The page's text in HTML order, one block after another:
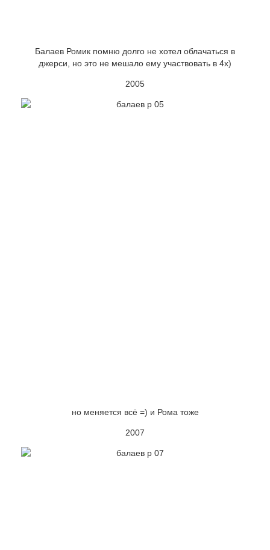
Балаев Ромик помню долго не хотел облачаться в
джерси, но это не мешало ему участвовать в 4х)
2005
но меняется всё =) и Рома тоже
2007